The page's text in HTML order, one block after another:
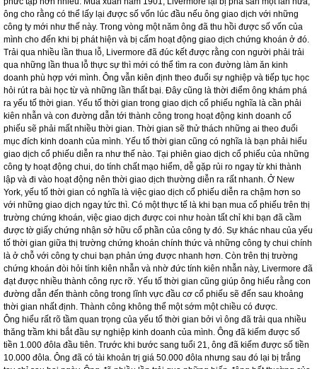
trong hai phiên giao dịch này nhưng những nhận định ban đầu của ông là đúng.
Bởi do có quá nhiều người tham gia giao dịch cổ phiếu này nên việc ông chậm
trễ khi đưa ra những quyết định giao dịch đã khiến ông thua lỗ do giá cổ phiếu
diễn ra ngược với những gì ông dự đoán. Từ kinh nghiệm này, ông đã thấy được
khó khăn khi giao dịch ngắn hạn trên thị trường chứng khoán. Ông thấy mình
phải học cách thích nghi với những giao dịch được thực hiện ngay lập tức ở
những công ty hoạt động chui tới những phiên giao dịch có tổ chức, diễn ra
phức tạp hơn nhiều. Mùa xuân năm 1901, Livermore lại bị phá sản một lần nữa,
ông cho rằng có thể lấy lại được số vốn lúc đầu nếu ông giao dịch với những
công ty mới như thế này. Trong vòng một năm ông đã thu hồi được số vốn của
mình cho đến khi bị phát hiện và bị cấm hoạt động giao dịch chứng khoán ở đó.
Trải qua nhiều lần thua lỗ, Livermore đã đúc kết được rằng con người phải trải
qua những lần thua lỗ thực sự thì mới có thể tìm ra con đường làm ăn kinh
doanh phù hợp với mình. Ông vẫn kiên định theo đuổi sự nghiệp và tiếp tục học
hỏi rút ra bài học từ và những lần thất bại. Đây cũng là thời điểm ông khám phá
ra yếu tố thời gian. Yếu tố thời gian trong giao dịch cổ phiếu nghĩa là cần phải
kiên nhẫn và con đường dẫn tới thành công trong hoạt động kinh doanh cổ
phiếu sẽ phải mất nhiều thời gian. Thời gian sẽ thử thách những ai theo đuổi
mục đích kinh doanh của mình. Yếu tố thời gian cũng có nghĩa là bạn phải hiểu
giao dịch cổ phiếu diễn ra như thế nào. Tại phiên giao dịch cổ phiếu của những
công ty hoạt động chui, do tính chất mạo hiểm, dễ gặp rủi ro ngay từ khi thành
lập và đi vào hoạt động nên thời giao dịch thường diễn ra rất nhanh. Ở New
York, yếu tố thời gian có nghĩa là việc giao dịch cổ phiếu diễn ra chậm hơn so
với những giao dịch ngay tức thì. Có một thực tế là khi bạn mua cổ phiếu trên thị
trường chứng khoán, việc giao dịch được coi như hoàn tất chỉ khi bạn đã cầm
được tờ giấy chứng nhận sở hữu cổ phần của công ty đó. Sự khác nhau của yếu
tố thời gian giữa thị trường chứng khoán chính thức và những công ty chui chính
là ở chỗ với công ty chui bạn phản ứng được nhanh hơn. Còn trên thị trường
chứng khoán đòi hỏi tính kiên nhẫn và nhờ đức tính kiên nhẫn này, Livermore đã